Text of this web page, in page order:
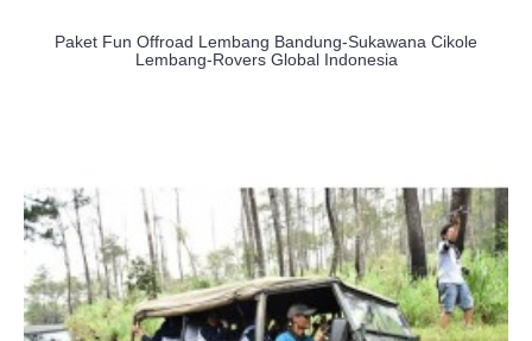
Paket Fun Offroad Lembang Bandung-Sukawana Cikole
Lembang-Rovers Global Indonesia